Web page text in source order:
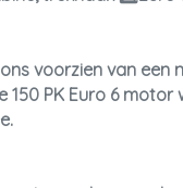
voorzien van
PK Euro 6